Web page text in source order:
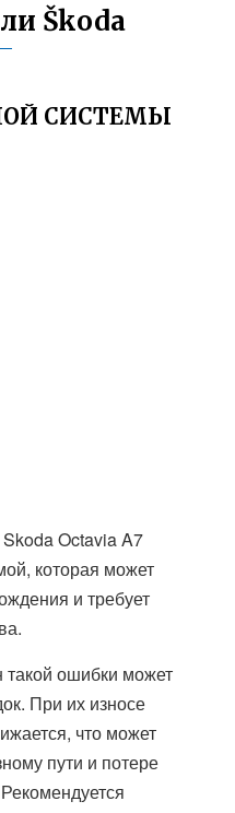
Škoda
СИСТЕМЫ
Octavia A7
которая может
и требует
ошибки может
При их износе
что может
пути и потере